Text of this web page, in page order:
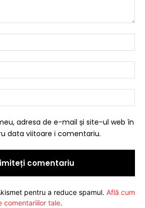
adresa de e-mail și site-ul web în
data viitoare i comentariu.
pentru a reduce spamul. Află cum
comentariilor tale.